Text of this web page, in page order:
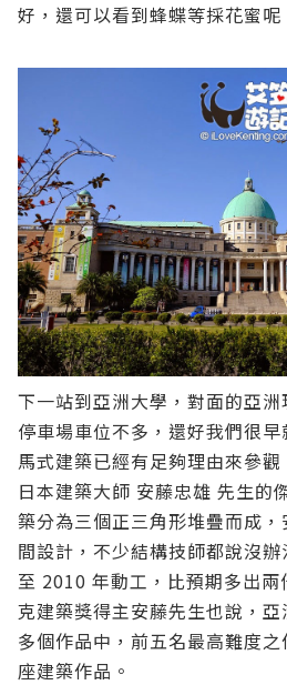
好，還可以看到蜂蝶等採花蜜呢
下一站到亞洲大學，對面的亞
停車場車位不多，還好我們很
馬式建築已經有足夠理由來參
日本建築大師 安藤忠雄 先生的
築分為三個正三角形堆疊而成
間設計，不少結構技師都說沒
至 2010 年動工，比預期多出
克建築獎得主安藤先生也說，
多個作品中，前五名最高難度
座建築作品。